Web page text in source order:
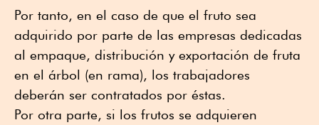
Por tanto, en el caso de que el fruto sea
adquirido por parte de las empresas dedicadas
al empaque, distribución y exportación de fruta
en el árbol (en rama), los trabajadores
deberán ser contratados por éstas.
Por otra parte, si los frutos se adquieren